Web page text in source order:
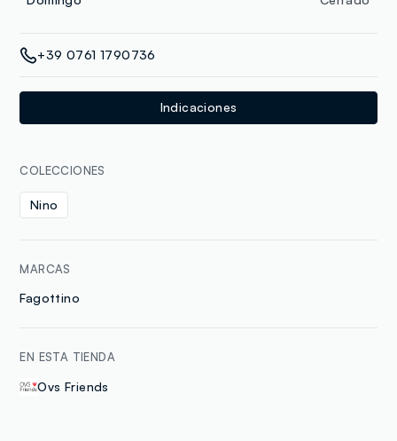
+39 0761 1790736
Indicaciones
COLECCIONES
Nino
MARCAS
Fagottino
EN ESTA TIENDA
Ovs Friends